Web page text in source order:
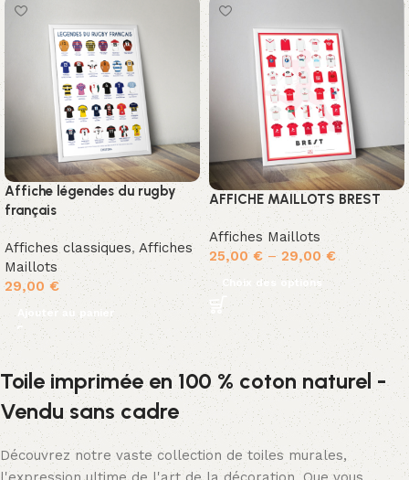
Affiche légendes du rugby
français
Affiches classiques, Affiches
Maillots
29,00 €
Ajouter au panier
AFFICHE MAILLOTS BREST
Affiches Maillots
25,00 € – 29,00€
Choix des options
Toile imprimée en 100 % coton naturel -
Vendu sans cadre
Découvrez notre vaste collection de toiles murales,